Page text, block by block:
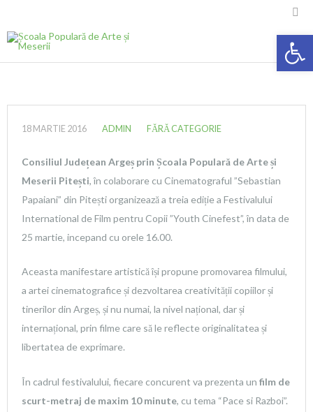
Deschide

18 MARTIE 2016 ADMIN FĂRĂ CATEGORIE
Consiliul Județean Argeș prin Școala Populară de Arte și
Meserii Pitești, în colaborare cu Cinematograful ”Sebastian
Papaiani” din Pitești organizează a treia ediție a Festivalului
International de Film pentru Copii ”Youth Cinefest”, în data de
25 martie, incepand cu orele 16.00.
Aceasta manifestare artistică își propune promovarea filmului,
a artei cinematografice și dezvoltarea creativității copiilor și
tinerilor din Argeș, și nu numai, la nivel național, dar și
internațional, prin filme care să le reflecte originalitatea și
libertatea de exprimare.
În cadrul festivalului, fiecare concurent va prezenta un film de
scurt-metraj de maxim 10 minute, cu tema “Pace si Razboi”.